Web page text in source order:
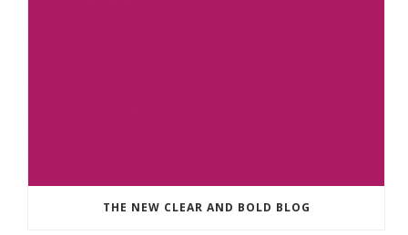
THE NEW CLEAR AND BOLD BLOG